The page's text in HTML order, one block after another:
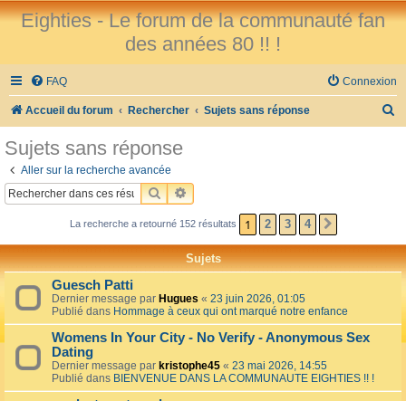
Eighties - Le forum de la communauté fan
des années 80 !! !
FAQ Connexion
Accueil du forum Rechercher Sujets sans réponse
h
r
Sujets sans réponse
Aller sur la recherche avancée
RECHERCHER
RECHERCHE AVANCÉE
La recherche a retourné 152 résultats 1 2 3 4
Sujets
Guesch Patti
Dernier message par Hugues « 23 juin 2026, 01:05
Publié dans Hommage à ceux qui ont marqué notre enfance
Womens In Your City - No Verify - Anonymous Sex
Dating
Dernier message par kristophe45 « 23 mai 2026, 14:55
Publié dans BIENVENUE DANS LA COMMUNAUTE EIGHTIES !! !